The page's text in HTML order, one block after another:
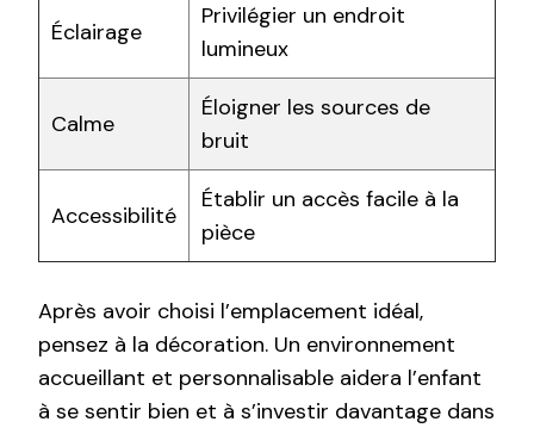
Éclairage
Privilégier un endroit
lumineux
Calme
Éloigner les sources de
bruit
Accessibilité
Établir un accès facile à la
pièce
Après avoir choisi l’emplacement idéal,
pensez à la décoration. Un environnement
accueillant et personnalisable aidera l’enfant
à se sentir bien et à s’investir davantage dans